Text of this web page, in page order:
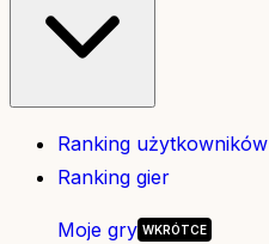
Ranking użytkowników
Ranking gier
Moje gry